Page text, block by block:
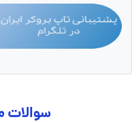
سوالات